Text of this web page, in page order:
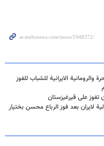
الايرانية للشباب للفوز
باريس 2024...16 ميدالية لايران بعد فوز الرباع محسن بختيار